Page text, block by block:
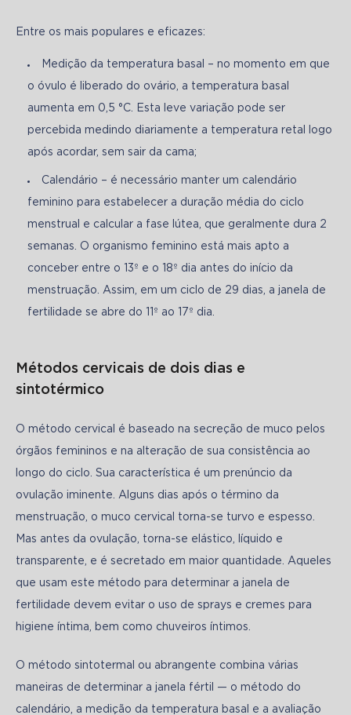
Entre os mais populares e eficazes:
Medição da temperatura basal – no momento em que
o óvulo é liberado do ovário, a temperatura basal
aumenta em 0,5 °C. Esta leve variação pode ser
percebida medindo diariamente a temperatura retal logo
após acordar, sem sair da cama;
Calendário – é necessário manter um calendário
feminino para estabelecer a duração média do ciclo
menstrual e calcular a fase lútea, que geralmente dura 2
semanas. O organismo feminino está mais apto a
conceber entre o 13º e o 18º dia antes do início da
menstruação. Assim, em um ciclo de 29 dias, a janela de
fertilidade se abre do 11º ao 17º dia.
Métodos cervicais de dois dias e
sintotérmico
O método cervical é baseado na secreção de muco pelos
órgãos femininos e na alteração de sua consistência ao
longo do ciclo. Sua característica é um prenúncio da
ovulação iminente. Alguns dias após o término da
menstruação, o muco cervical torna-se turvo e espesso.
Mas antes da ovulação, torna-se elástico, líquido e
transparente, e é secretado em maior quantidade. Aqueles
que usam este método para determinar a janela de
fertilidade devem evitar o uso de sprays e cremes para
higiene íntima, bem como chuveiros íntimos.
O método sintotermal ou abrangente combina várias
maneiras de determinar a janela fértil — o método do
calendário, a medição da temperatura basal e a avaliação